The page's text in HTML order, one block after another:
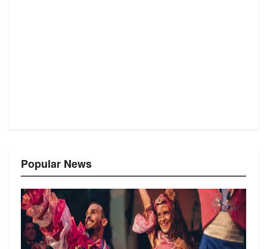
Popular News